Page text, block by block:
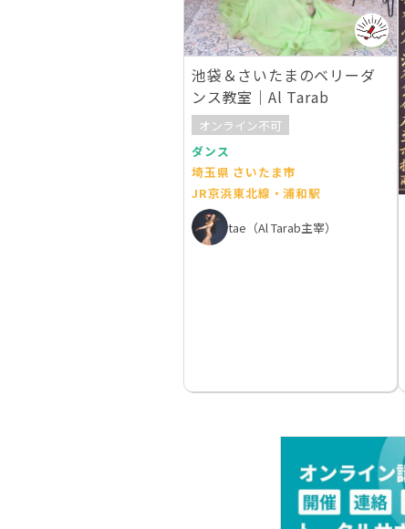
池袋＆さいたまのベリーダ
ンス教室｜Al Tarab
オンライン不可
ダンス
埼玉県 さいたま市
JR京浜東北線・浦和駅
tae（Al Tarab主宰）